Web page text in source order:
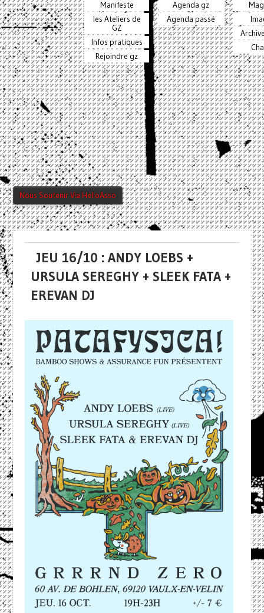
Manifeste
les Ateliers de
GZ
Infos pratiques
Rejoindre gz
Agenda gz
Agenda passé
Nous Soutenir Via HelloAsso
JEU 16/10 : ANDY LOEBS +
URSULA SEREGHY + SLEEK FATA +
EREVAN DJ